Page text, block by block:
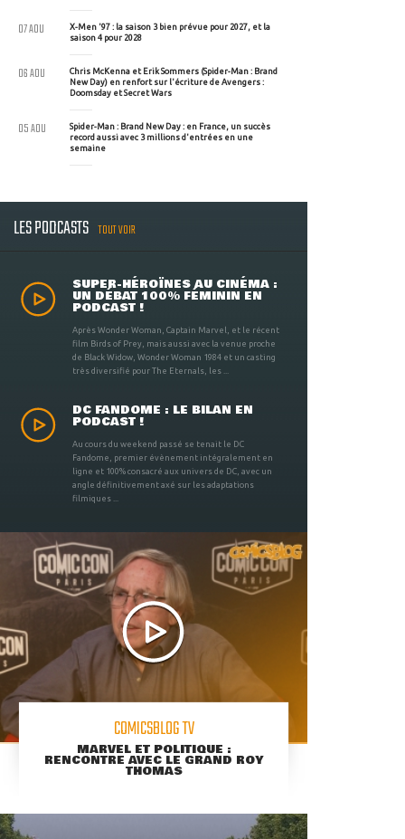
X-Men '97 : la saison 3 bien prévue pour 2027, et la
saison 4 pour 2028
07 AOU
Chris McKenna et Erik Sommers (Spider-Man : Brand
New Day) en renfort sur l'écriture de Avengers :
Doomsday et Secret Wars
06 AOU
Spider-Man : Brand New Day : en France, un succès
record aussi avec 3 millions d'entrées en une
semaine
05 AOU
LES PODCASTS TOUT VOIR
SUPER-HÉROÏNES AU CINÉMA :
UN DÉBAT 100% FÉMININ EN
PODCAST !
Après Wonder Woman, Captain Marvel, et le récent
film Birds of Prey, mais aussi avec la venue proche
de Black Widow, Wonder Woman 1984 et un casting
très diversifié pour The Eternals, les ...
DC FANDOME : LE BILAN EN
PODCAST !
Au cours du weekend passé se tenait le DC
Fandome, premier évènement intégralement en
ligne et 100% consacré aux univers de DC, avec un
angle définitivement axé sur les adaptations
filmiques ...
COMICSBLOG TV
MARVEL ET POLITIQUE :
RENCONTRE AVEC LE GRAND ROY
THOMAS